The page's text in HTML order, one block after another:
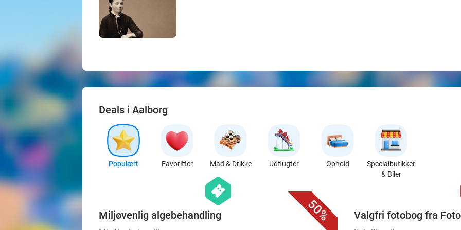
Deals i Aalborg
Populært Favoritter Mad & Drikke Udflugter Ophold
Specialbutikker
& Biler
50%
hexagon
events
Miljøvenlig algebehandling Valgfri fotobog fra